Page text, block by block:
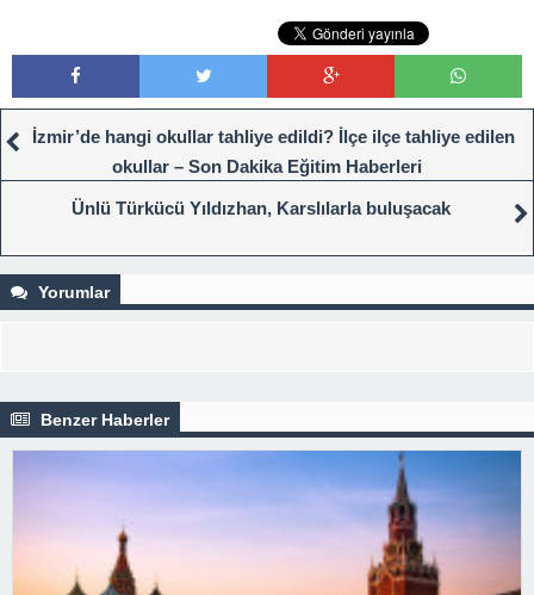
İzmir’de hangi okullar tahliye edildi? İlçe ilçe tahliye edilen
okullar – Son Dakika Eğitim Haberleri
Ünlü Türkücü Yıldızhan, Karslılarla buluşacak
Yorumlar
Benzer Haberler